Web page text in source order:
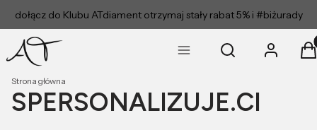
dołącz do Klubu ATdiament otrzymaj stały rabat 5% i #biżurady
czego szukasz?Otwórz
Szukaj Zaloguj się
Strona główna
SPERSONALIZUJE.CI